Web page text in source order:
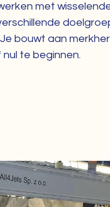
met
bouwt aan
te beginnen.